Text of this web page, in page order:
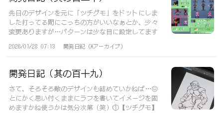
先日のデザインを元に「ツチグモ」をドットにしま
した打ってる間にこっちの方がいいなぁとか、少々
変更ありますが…パターンは少な目に設定してます
2026/01/28 07:13 開発日記（Xアーカイブ）
開発日記（其の百十九）
さて、そろそろ敵のデザインも詰めていかねば…😖
とにかく思い付くままにラフを書いてイメージを固
めますかね使うかは気分次第（笑）①【ツチグモ】